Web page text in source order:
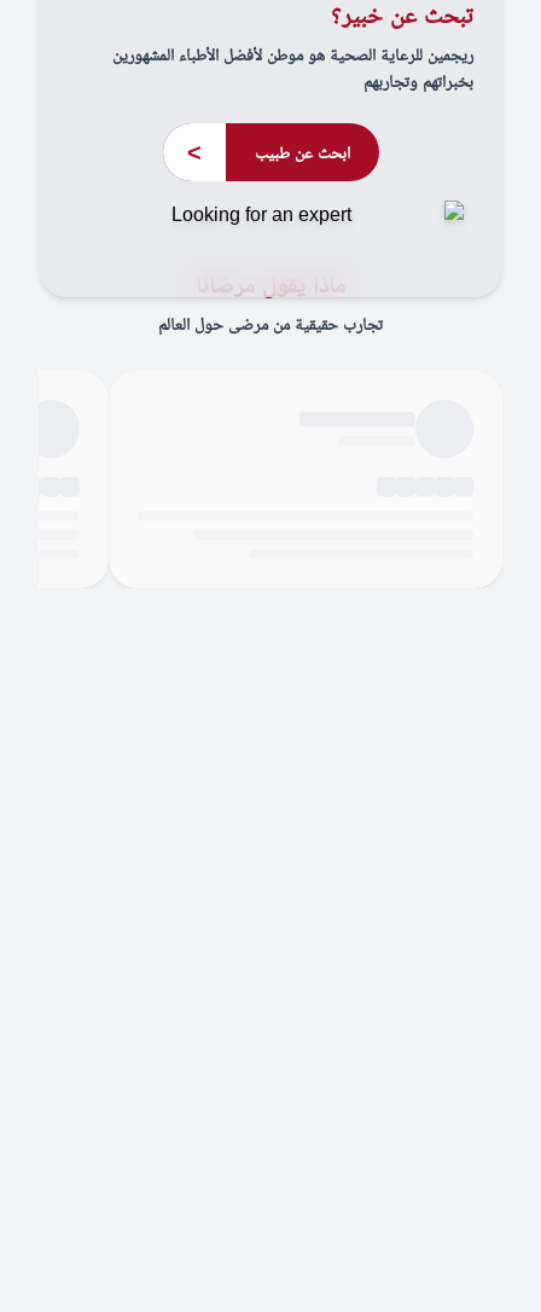
تبحث عن خبير؟
ريجمين للرعاية الصحية هو موطن لأفضل الأطباء المشهورين
بخبراتهم وتجاربهم
ابحث عن طبيب >
ماذا يقول مرضانا
تجارب حقيقية من مرضى حول العالم